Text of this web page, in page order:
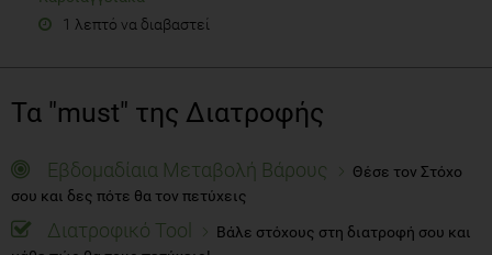
1 λεπτό να διαβαστεί
Τα "must" της Διατροφής
Εβδομαδίαια Μεταβολή Βάρους
Θέσε τον Στόχο
σου και δες πότε θα τον πετύχεις
Διατροφικό Tool
Βάλε στόχους στη διατροφή σου και